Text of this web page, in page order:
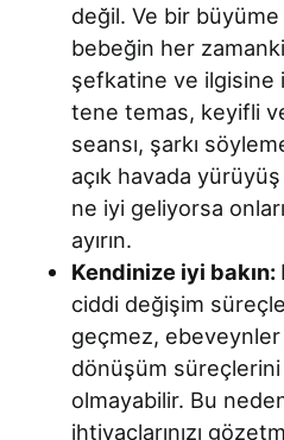
değil. Ve bir büyüme
bebeğin her
şefkatine ve ilgisine
tene temas, keyifli
seansı, şarkı
açık havada
ne iyi geliyorsa
ayırın.
Kendinize iyi bakın:
ciddi değişim
geçmez,
dönüşüm
olmayabilir. Bu
ihtiyaçlarınızı